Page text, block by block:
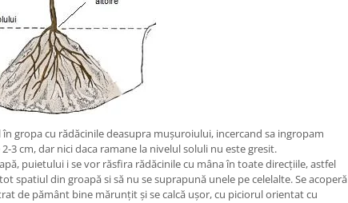
în gropa cu rădăcinile deasupra mușuroiului, incercand sa ingropam
3 cm, dar nici daca ramane la nivelul soluli nu este gresit.
puietului i se vor răsfira rădăcinile cu mâna în toate direcțiile, astfel
spatiul din groapă si să nu se suprapună unele pe celelalte. Se acoperă
de pământ bine mărunțit și se calcă ușor, cu piciorul orientat cu